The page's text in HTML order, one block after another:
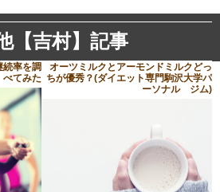
【吉村】記事
続率を調
べてみた
オーツミルクとアーモンドミルクどっ
ちが優秀？(ダイエット専門駒沢大学パ
ーソナル ジム)